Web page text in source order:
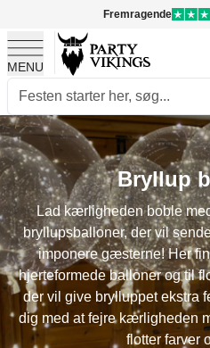
Fremragende
MENU
Skip to Content
Bryllup
Lad kærligheden boble
bryllupsballoner, der vil
imponere gæsterne! Her
hjerteformede balloner og til
der vil give brylluppet ekstra
dig med at fejre kærligheden
flotter farver